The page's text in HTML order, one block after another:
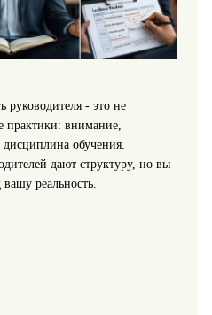
руководителя - это не
практики: внимание,
обучения.
дают структуру, но вы
реальность.